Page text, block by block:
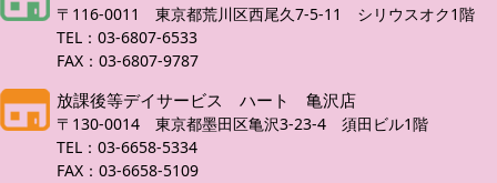
〒116-0011 東京都荒川区西尾久7-5-11 シリウスオク1階
TEL：03-6807-6533
FAX：03-6807-9787
放課後等デイサービス ハート 亀沢店
〒130-0014 東京都墨田区亀沢3-23-4 須田ビル1階
TEL：03-6658-5334
FAX：03-6658-5109